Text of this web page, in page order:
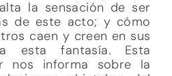
la sensación de ser
de este acto; y cómo
caen y creen en sus
esta fantasía. Esta
nos informa sobre la